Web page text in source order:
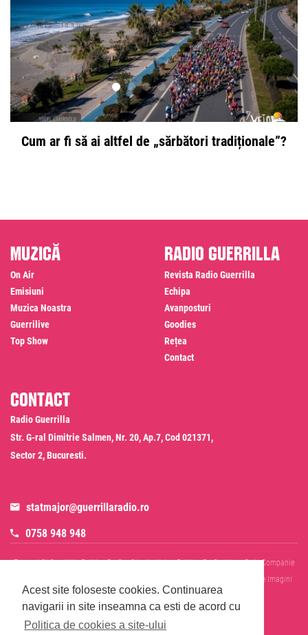
Acest site foloseste cookies. Continuarea
navigarii in site inseamna ca esti de acord cu
Politica de cookies a site-ului
Cum ar fi să ai altfel de „sărbători tradiționale”?
Muzică
On Air
Emisiuni
Muzica Noastra
Guerrilive
Top Show
Radio Guerrilla
Revista Radio Guerrilla
Echipa
Avanposturi
Goodies
Rețea
Contact
Contact
Radio Guerrilla
Str. G-ral Dimitrie Salmen, Nr. 20, Ap.7, Cod 021371,
Sector 2, Bucuresti.
statmajor@guerrillaradio.ro
0758 948 948
Termeni Si Conditii Politica De Confidentialitate Politica De Cookies
Date Companie
Informare Prelucrare Imagini
Evenimente
Cod Deontologic